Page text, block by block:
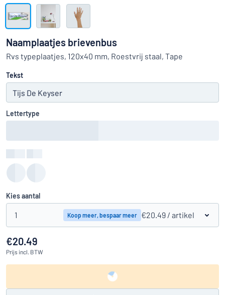
Kun je niet vinden wat je zoekt? Ontwerp uw bord hier
Toon alle categorieën
Inloggen
Klantenservice
Consument / Bedrijf
Naamplaatjes brievenbus
Rvs typeplaatjes, 120x40 mm, Roestvrij staal, Tape
Tekst
Lettertype
Kies aantal
1 Koop meer, bespaar meer €20.49 / artikel
€20.49
Prijs incl. BTW